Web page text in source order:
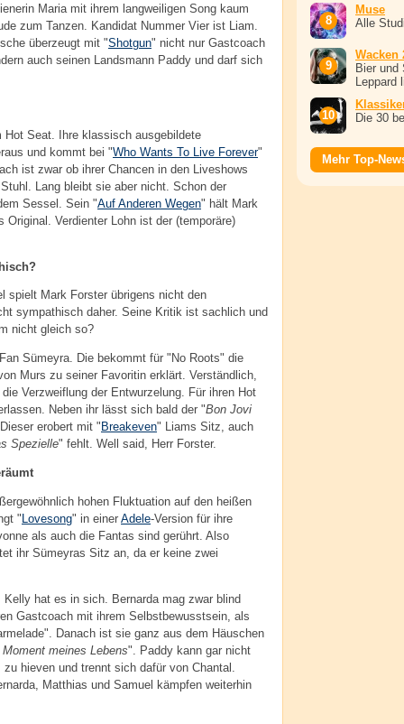
Maria mit ihrem langweiligen Song kaum
zum Tanzen. Kandidat Nummer Vier ist Liam.
überzeugt mit "Shotgun" nicht nur Gastcoach
auch seinen Landsmann Paddy und darf sich
Hot Seat. Ihre klassisch ausgebildete
und kommt bei "Who Wants To Live Forever"
ist zwar ob ihrer Chancen in den Liveshows
Lang bleibt sie aber nicht. Schon der
Sessel. Sein "Auf Anderen Wegen" hält Mark
Verdienter Lohn ist der (temporäre)
spielt Mark Forster übrigens nicht den
sympathisch daher. Seine Kritik ist sachlich und
nicht gleich so?
Sümeyra. Die bekommt für "No Roots" die
Murs zu seiner Favoritin erklärt. Verständlich,
Verzweiflung der Entwurzelung. Für ihren Hot
Neben ihr lässt sich bald der "Bon Jovi
erobert mit " Breakeven" Liams Sitz, auch
Spezielle" fehlt. Well said, Herr Forster.
hohen Fluktuation auf den heißen
" Lovesong" in einer Adele-Version für ihre
als auch die Fantas sind gerührt. Also
ihr Sümeyras Sitz an, da er keine zwei
hat es in sich. Bernarda mag zwar blind
Gastcoach mit ihrem Selbstbewusstsein, als
Danach ist sie ganz aus dem Häuschen
Moment meines Lebens". Paddy kann gar nicht
hieven und trennt sich dafür von Chantal.
Matthias und Samuel kämpfen weiterhin
Muse
Alle
Wacken
Bier und
Leppard
Die 30
Mehr Top-